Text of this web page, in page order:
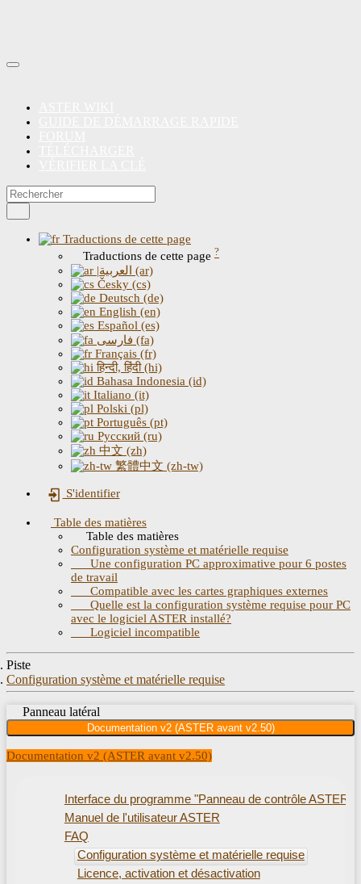
Traductions de cette page
Traductions de cette page ?
|العربية (ar)
Česky (cs)
Deutsch (de)
English (en)
Español (es)
فارسی (fa)
Français (fr)
हिन्दी, हिंदी (hi)
Bahasa Indonesia (id)
Italiano (it)
Polski (pl)
Português (pt)
Русский (ru)
中文 (zh)
繁體中文 (zh-tw)
S'identifier
Table des matières
Table des matières
Configuration système et matérielle requise
Une configuration PC approximative pour 6 postes
de travail
Compatible avec les cartes graphiques externes
Quelle est la configuration système requise pour PC
avec le logiciel ASTER installé?
Logiciel incompatible
Piste
Configuration système et matérielle requise
Panneau latéral
Documentation v2 (ASTER avant v2.50)
Documentation v2 (ASTER avant v2.50)
Interface du programme "Panneau de contrôle ASTER"
Manuel de l'utilisateur ASTER
FAQ
Configuration système et matérielle requise
Licence, activation et désactivation